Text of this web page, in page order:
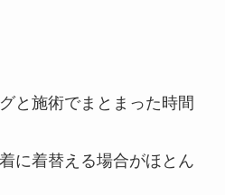
と施術でまとまった時間
に着替える場合がほとん